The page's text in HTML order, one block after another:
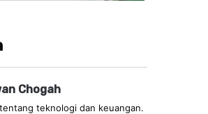
Chogah
teknologi dan keuangan.